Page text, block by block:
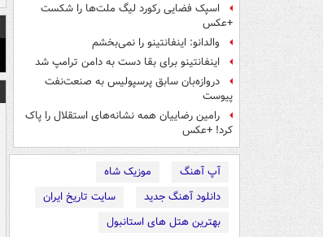
اسپک فضایی رکورد لیگ ملت‌ها را شکست
+عکس
والدانو: اینفانتینو را نمی‌بخشم
اینفانتینو برای بقا دست به دامن ترامپ شد
دروازه‌بان سابق پرسپولیس به صنعت‌نفت
پیوست
رامین رضاییان همه نشانه‌های استقلال را پاک
کرد! +عکس
آپ آهنگ
موزیک شاه
دانلود آهنگ جدید
سایت تاریخ ایران
بهترین هتل های استانبول